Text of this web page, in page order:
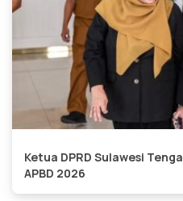
Ketua DPRD Sulawesi
APBD 2026